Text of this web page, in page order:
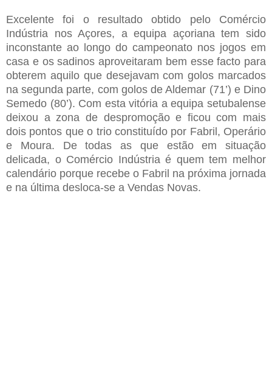
Excelente foi o resultado obtido pelo Comércio
Indústria nos Açores, a equipa açoriana tem sido
inconstante ao longo do campeonato nos jogos em
casa e os sadinos aproveitaram bem esse facto para
obterem aquilo que desejavam com golos marcados
na segunda parte, com golos de Aldemar (71’) e Dino
Semedo (80’). Com esta vitória a equipa setubalense
deixou a zona de despromoção e ficou com mais
dois pontos que o trio constituído por Fabril, Operário
e Moura. De todas as que estão em situação
delicada, o Comércio Indústria é quem tem melhor
calendário porque recebe o Fabril na próxima jornada
e na última desloca-se a Vendas Novas.